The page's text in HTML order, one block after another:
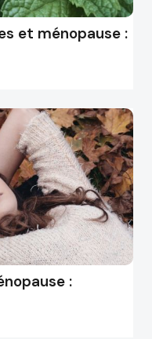
et ménopause :
: